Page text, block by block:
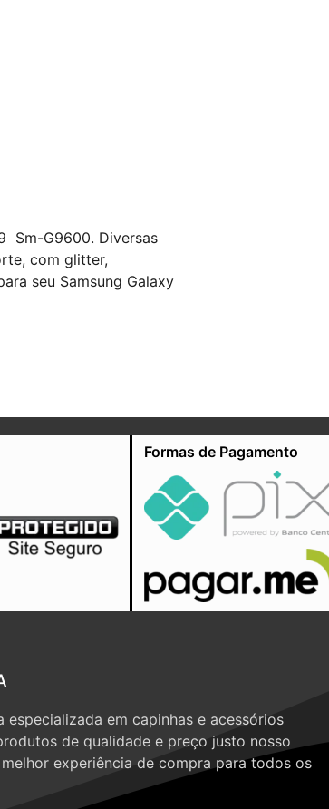
Sm-G9600. Diversas
com glitter,
seu Samsung Galaxy
Formas de Pagamento
especializada em capinhas e acessórios
de qualidade e preço justo nosso
experiência de compra para todos os